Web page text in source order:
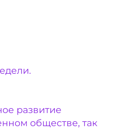
развитие
обществе, так